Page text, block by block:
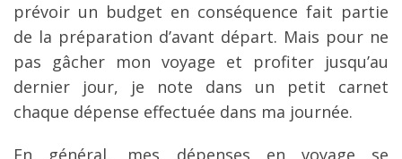
prévoir un budget en conséquence fait partie
de la préparation d’avant départ. Mais pour ne
pas gâcher mon voyage et profiter jusqu’au
dernier jour, je note dans un petit carnet
chaque dépense effectuée dans ma journée.